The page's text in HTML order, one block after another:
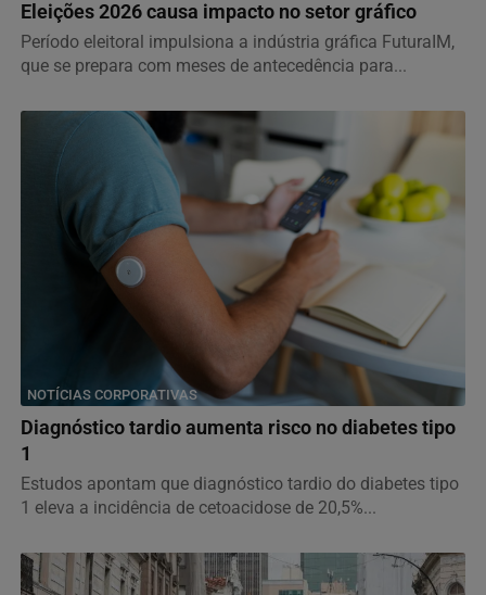
Eleições 2026 causa impacto no setor gráfico
Período eleitoral impulsiona a indústria gráfica FuturaIM,
que se prepara com meses de antecedência para...
NOTÍCIAS CORPORATIVAS
Diagnóstico tardio aumenta risco no diabetes tipo
1
Estudos apontam que diagnóstico tardio do diabetes tipo
1 eleva a incidência de cetoacidose de 20,5%...